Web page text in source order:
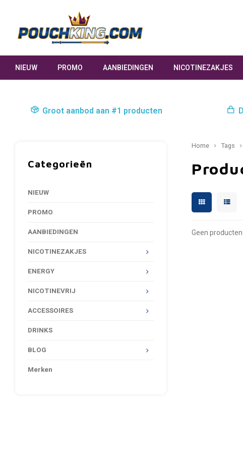
NIEUW PROMO AANBIEDINGEN NICOTINEZAKJES
Groot aanbod aan #1 producten
Categorieën
NIEUW
PROMO
AANBIEDINGEN
NICOTINEZAKJES
ENERGY
NICOTINEVRIJ
ACCESSOIRES
DRINKS
BLOG
Merken
Home Tags
Geen